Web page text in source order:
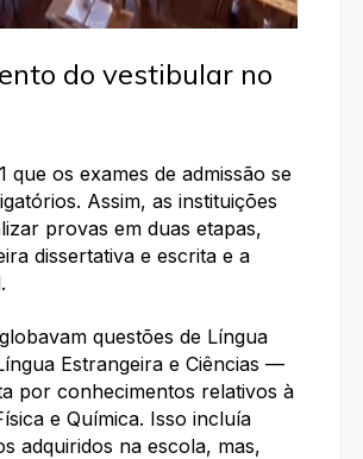
do vestibular no
que os exames de admissão se
Assim, as instituições
provas em duas etapas,
dissertativa e escrita e a
questões de Língua
Estrangeira e Ciências —
por conhecimentos relativos à
e Química. Isso incluía
adquiridos na escola, mas,